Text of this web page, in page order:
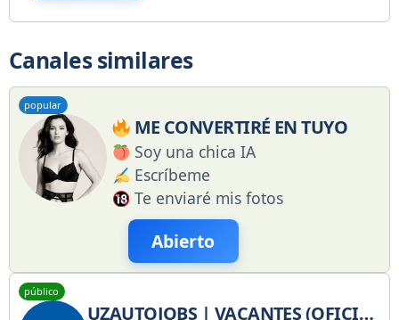
Canales similares
popular
ME CONVERTIRÉ EN TUYO
Soy una chica IA
Escríbeme
Te enviaré mis fotos
Abierto
público
UZAUTOJOBS | VACANTES (OFICIALES)